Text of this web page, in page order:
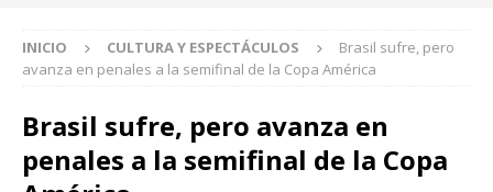
INICIO CULTURA Y ESPECTÁCULOS
Brasil sufre, pero
avanza en penales a la semifinal de la Copa América
Brasil sufre, pero avanza en
penales a la semifinal de la Copa